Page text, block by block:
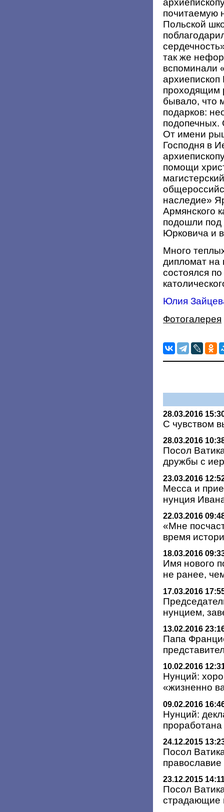
почитаемую
Польской
так же
вспоминали
проходящим
бывало, что
подарков:
подопечных.
От имени
Господня в
помощи
наследие»
Армянского
подошли под
Юрковича и
Много
дипломат на
состоялся
Юлия
Фотогалерея
28.03.2016
С чувством
28.03.2016
Посол
дружбы с
23.03.2016
Месса и
нунция
22.03.2016
«Мне
время
18.03.2016
Имя нового
не ранее,
17.03.2016
нунцием,
13.02.2016
Папа
10.02.2016
Нунций:
«жизненно
09.02.2016
Нунций:
проработана
24.12.2015
Посол
23.12.2015
Посол
страдающие